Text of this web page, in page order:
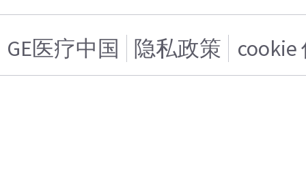
GE医疗中国 隐私政策 cookie